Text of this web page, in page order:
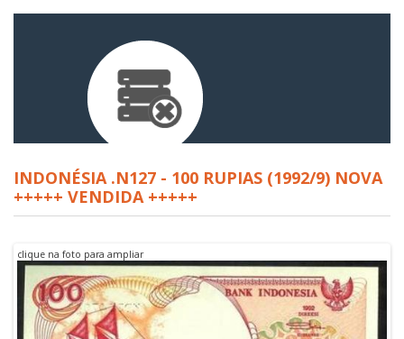
INDONÉSIA .N127 - 100 RUPIAS (1992/9) NOVA
+++++ VENDIDA +++++
clique na foto para ampliar